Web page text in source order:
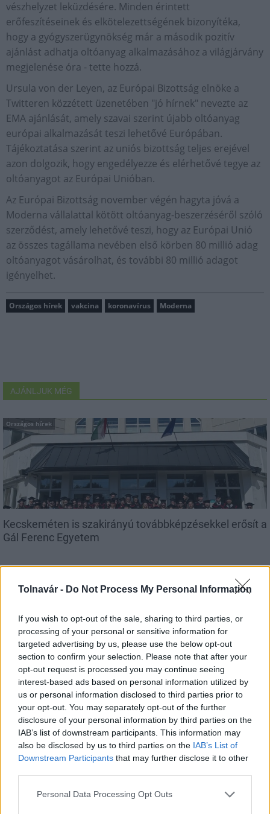
Tolnavár - Do Not Process My Personal Information
If you wish to opt-out of the sale, sharing to third parties, or
processing of your personal or sensitive information for
targeted advertising by us, please use the below opt-out
section to confirm your selection. Please note that after your
opt-out request is processed you may continue seeing
interest-based ads based on personal information utilized by
us or personal information disclosed to third parties prior to
your opt-out. You may separately opt-out of the further
disclosure of your personal information by third parties on the
IAB’s list of downstream participants. This information may
also be disclosed by us to third parties on the IAB’s List of
Downstream Participants that may further disclose it to other
Please note that this website/app uses one or more Google
Personal Data Processing Opt Outs
vészhelyzet leküzdésére. Minden érintett
erőfeszítéseinek és elkötelezettségének bizonyítéka,
hogy a gyógyszerügynökség már a második pozitív
ajánlást adhatja oltóanyag alkalmazásához a világjárvány
megjelenése óra - tette hozzá.
Ursula von der Leyen, az Európai Bizottság elnöke a
Twitteren közzétett üzenetében "jó hírnek" nevezte az
EMA ajánlását, amely szavai szerint újabb oltóanyag
európai alkalmazását teszi lehetővé Európában.
Tájékoztatása szerint az uniós bizottság teljes erejével
azon dolgozik, hogy engedélyezze és elérhetővé tegye az
oltóanyagot az Európai Unióban.
Az Európai Bizottság november végén hagyta jóvá a
Moderna vállalattal kötött oltóanyag-beszerzéséről szóló
szerződést, amely lehetővé teszi, hogy az Európai Unió
az összes tagállama nevében első körben 80 millió adag
oltóanyagot vásárolhat, és további 80 millió adagot
igényelhet.
Országos hírek vakcina koronavírus Moderna
AJÁNLJUK MÉG
Országos hírek
Kecskeméten is szakirányú továbbképzésekkel erősít a
Gál Ferenc Egyetem
A lakosságra is fontos szerep hárul a szúnyoginvázió
elkerülésében
Országos hírek